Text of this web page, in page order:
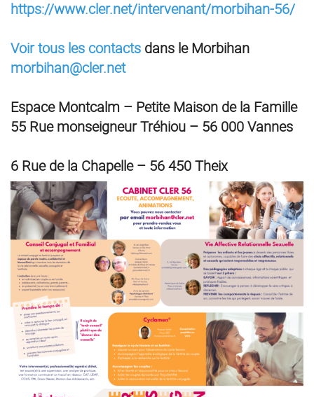
https://www.cler.net/intervenant/morbihan-56/
Voir tous les contacts dans le Morbihan
morbihan@cler.net
Espace Montcalm – Petite Maison de la Famille
55 Rue monseigneur Tréhiou – 56 000 Vannes
6 Rue de la Chapelle – 56 450 Theix